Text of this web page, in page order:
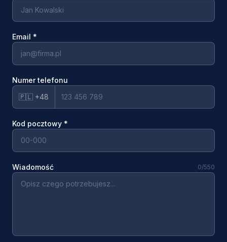
Email *
Numer telefonu
🇵🇱 +48
Kod pocztowy *
Wiadomość 0/550